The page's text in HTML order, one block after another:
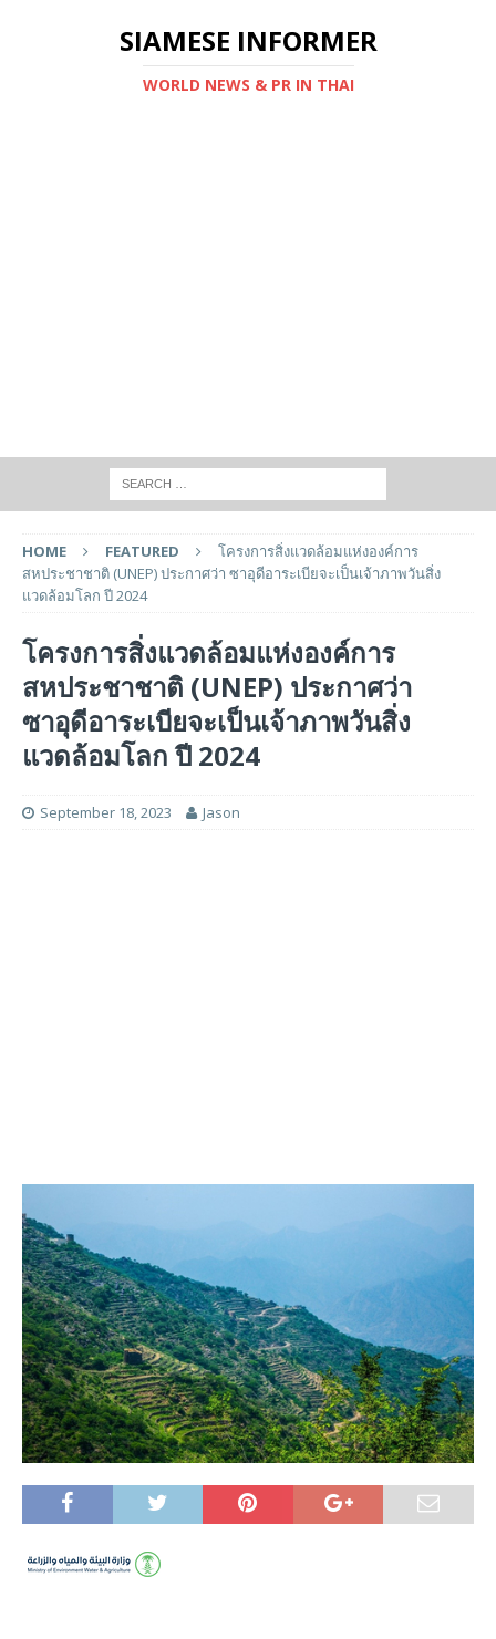
SIAMESE INFORMER
WORLD NEWS & PR IN THAI
HOME FEATURED
โครงการสิ่งแวดล้อมแห่งองค์การ
สหประชาชาติ (UNEP) ประกาศว่า ซาอุดีอาระเบียจะเป็นเจ้าภาพวันสิ่ง
แวดล้อมโลก ปี 2024
โครงการสิ่งแวดล้อมแห่งองค์การ
สหประชาชาติ (UNEP) ประกาศว่า
ซาอุดีอาระเบียจะเป็นเจ้าภาพวันสิ่ง
แวดล้อมโลก ปี 2024
September 18, 2023 Jason